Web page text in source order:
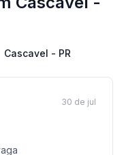
Cascavel - PR
30 de jul